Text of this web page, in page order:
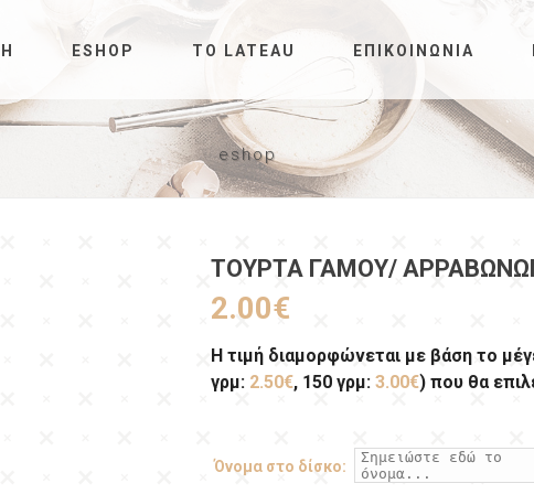
ESHOP ΤΟ LATEAU ΕΠΙΚΟΙΝΩΝΊΑ
eshop
ΤΟΎΡΤΑ ΓΆΜΟΥ/
2.00€
Η τιμή διαμορφώνεται με βάση το
γρμ: 2.50€, 150 γρμ: 3.00€) που θα
Όνομα στο δίσκο: